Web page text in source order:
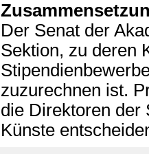
Der Senat der
Sektion, zu deren
zuzurechnen ist.
die Direktoren der
Künste